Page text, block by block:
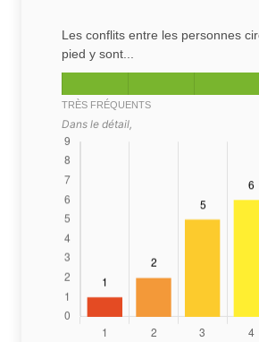
Les conflits entre les personnes
pied y sont...
TRÈS FRÉQUENTS
Dans le détail,